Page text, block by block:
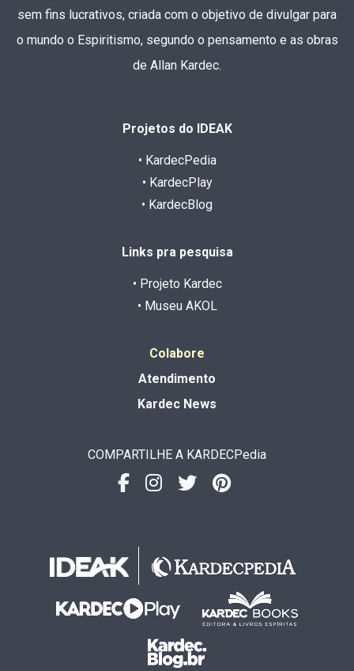
sem fins lucrativos, criada com o objetivo de divulgar para
o mundo o Espiritismo, segundo o pensamento e as obras
de Allan Kardec.
Projetos do IDEAK
• KardecPedia
• KardecPlay
• KardecBlog
Links pra pesquisa
• Projeto Kardec
• Museu AKOL
Colabore
Atendimento
Kardec News
COMPARTILHE A KARDECPedia